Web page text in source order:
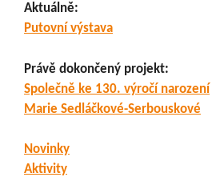
Aktuálně:
Putovní výstava
Právě dokončený projekt:
Společně ke 130. výročí narození
Marie Sedláčkové-Serbouskové
Novinky
Aktivity